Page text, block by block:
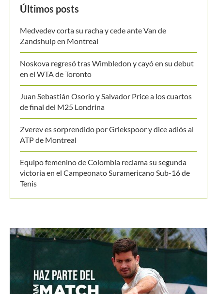
Zandshulp en Montreal
Noskova regresó tras Wimbledon y cayó en su debut
en el WTA de Toronto
Juan Sebastián Osorio y Salvador Price a los cuartos
de final del M25 Londrina
Zverev es sorprendido por Griekspoor y dice adiós al
ATP de Montreal
Equipo femenino de Colombia reclama su segunda
victoria en el Campeonato Suramericano Sub-16 de
Tenis